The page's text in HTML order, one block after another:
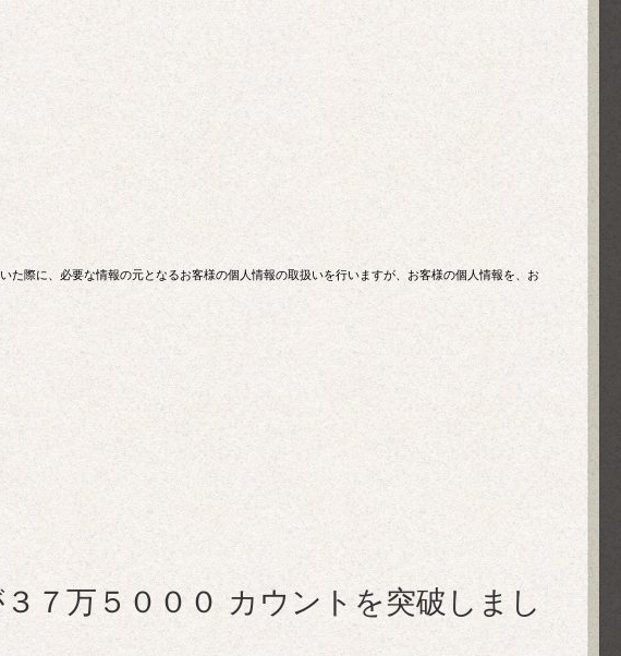
た際に、必要な情報の元となるお客様の個人情報の取扱いを行いますが、お客様の個人情報を、お
７万５０００ カウントを突破しまし